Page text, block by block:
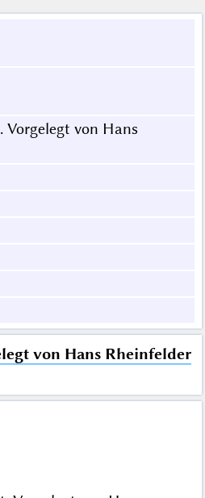
Vorgelegt von Hans
von Hans Rheinfelder